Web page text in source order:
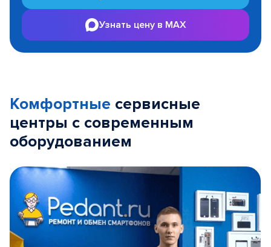
Узнать цену в MAX
Комфортные сервисные
центры с современным
оборудованием